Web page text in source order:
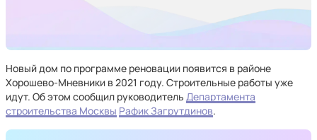
Новый дом по программе реновации появится в районе
Хорошево-Мневники в 2021 году. Строительные работы уже
идут. Об этом сообщил руководитель Департамента
строительства Москвы Рафик Загрутдинов.